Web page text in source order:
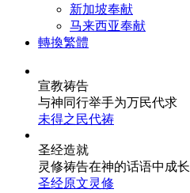
新加坡奉献
马来西亚奉献
轉換繁體
宣教祷告
与神同行举手为万民代求
未得之民代祷
圣经造就
灵修祷告在神的话语中成长
圣经原文灵修